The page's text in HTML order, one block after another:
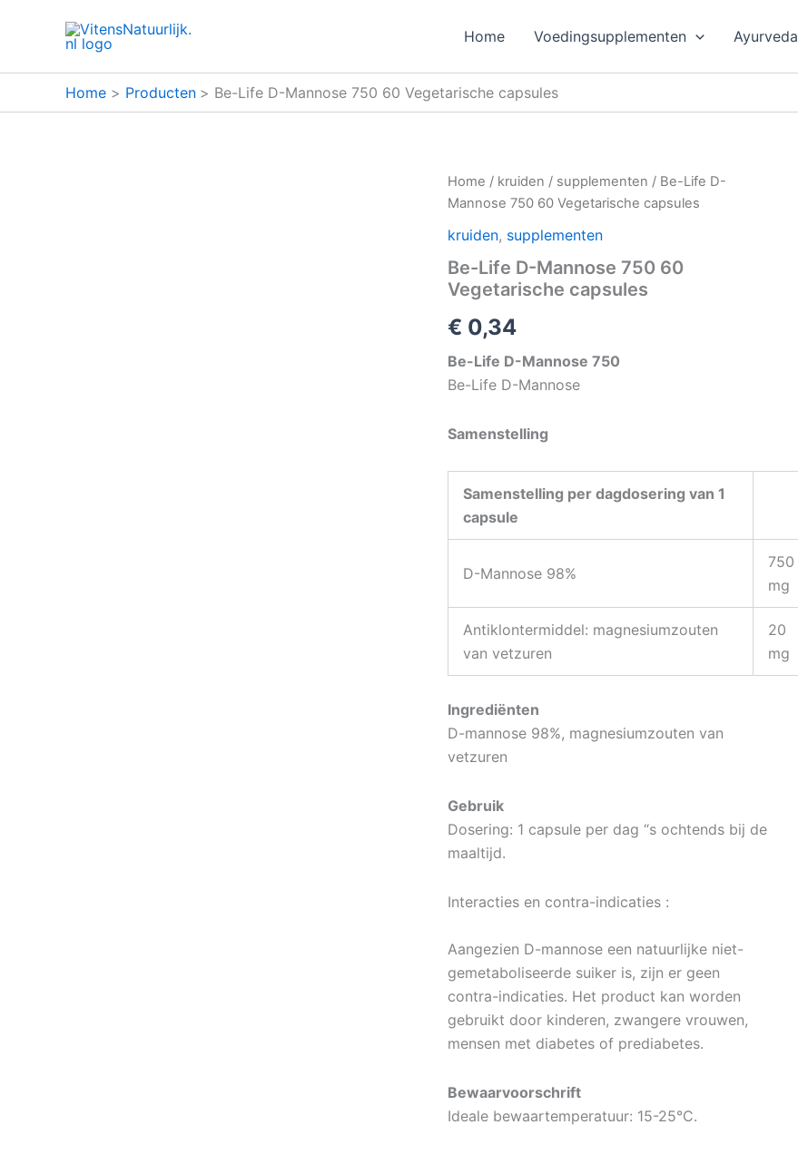
Home Voedingsupplementen Ayurveda
Home Producten Be-Life D-Mannose 750 60 Vegetarische capsules
Home / kruiden / supplementen / Be-Life D-
Mannose 750 60 Vegetarische capsules
kruiden, supplementen
Be-Life D-Mannose 750 60
Vegetarische capsules
€ 0,34
Be-Life D-Mannose 750
Be-Life D-Mannose
Samenstelling
Samenstelling per dagdosering van 1
capsule
D-Mannose 98%
750
mg
Antiklontermiddel: magnesiumzouten
van vetzuren
20
mg
Ingrediënten
D-mannose 98%, magnesiumzouten van
vetzuren
Gebruik
Dosering: 1 capsule per dag “s ochtends bij de
maaltijd.
Interacties en contra-indicaties :
Aangezien D-mannose een natuurlijke niet-
gemetaboliseerde suiker is, zijn er geen
contra-indicaties. Het product kan worden
gebruikt door kinderen, zwangere vrouwen,
mensen met diabetes of prediabetes.
Bewaarvoorschrift
Ideale bewaartemperatuur: 15-25°C.